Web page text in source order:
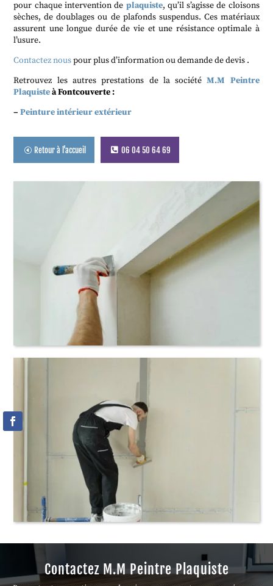
pour chaque intervention de plaquiste, qu’il s’agisse de cloisons
sèches, de doublages ou de plafonds suspendus. Ces matériaux
assurent une longue durée de vie et une résistance optimale à
l’usure.
Contactez nouspour plus d’information ou demande de devis .
Retrouvez les autres prestations de la société M.M Peintre
Plaquisteà Fontcouverte :
–Peinture intérieur extérieur
Retour à l'accueil 06 04 50 64 69
Contactez M.M Peintre Plaquiste